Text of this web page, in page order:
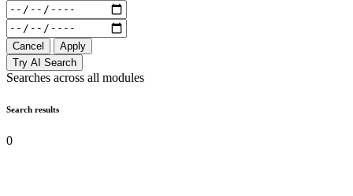
Cancel
Apply
Try AI Search
Searches across all modules
Search results
0